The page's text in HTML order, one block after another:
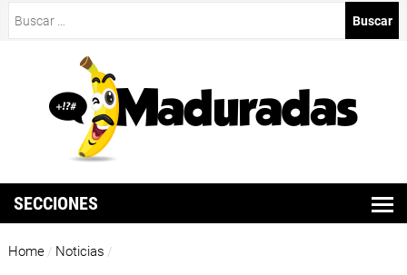
SECCIONES
Home / Noticias /